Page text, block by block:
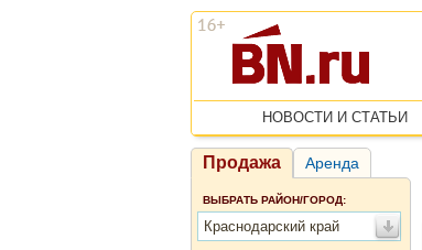
НОВОСТИ И СТАТЬИ
Продажа Аренда
ВЫБРАТЬ РАЙОН/ГОРОД:
Краснодарский край